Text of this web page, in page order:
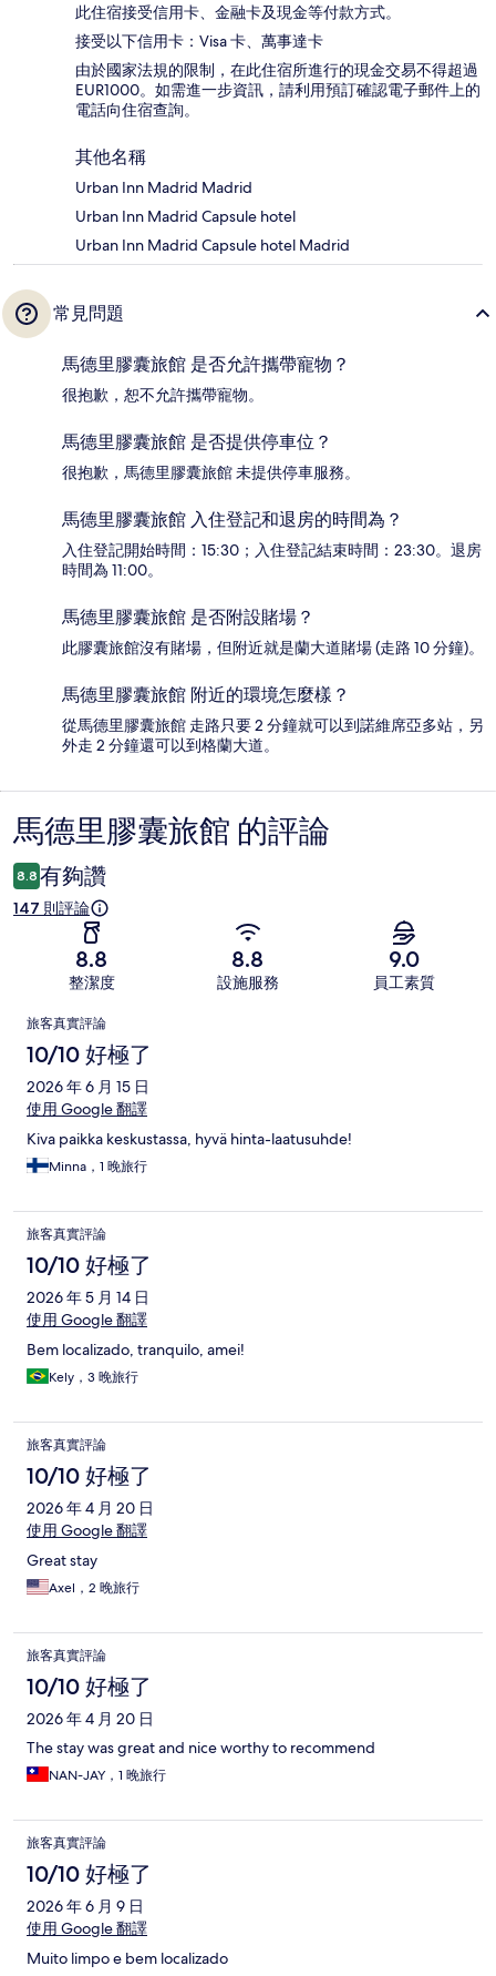
此住宿接受信用卡、金融卡及現金等付款方式。
接受以下信用卡：Visa 卡、萬事達卡
由於國家法規的限制，在此住宿所進行的現金交易不得超過
EUR1000。如需進一步資訊，請利用預訂確認電子郵件上的
電話向住宿查詢。
其他名稱
Urban Inn Madrid Madrid
Urban Inn Madrid Capsule hotel
Urban Inn Madrid Capsule hotel Madrid
常見問題
馬德里膠囊旅館 是否允許攜帶寵物？
很抱歉，恕不允許攜帶寵物。
馬德里膠囊旅館 是否提供停車位？
很抱歉，馬德里膠囊旅館 未提供停車服務。
馬德里膠囊旅館 入住登記和退房的時間為？
入住登記開始時間：15:30；入住登記結束時間：23:30。退房
時間為 11:00。
馬德里膠囊旅館 是否附設賭場？
此膠囊旅館沒有賭場，但附近就是蘭大道賭場 (走路 10 分鐘)。
馬德里膠囊旅館 附近的環境怎麼樣？
從馬德里膠囊旅館 走路只要 2 分鐘就可以到諾維席亞多站，另
外走 2 分鐘還可以到格蘭大道。
評
論
馬德里膠囊旅館 的評論
8.8 有夠讚
147 則評論
8.8
整潔度
8.8
設施服務
9.0
員工素質
評
論
旅客真實評論
10/10 好極了
2026 年 6 月 15 日
使用 Google 翻譯
Kiva paikka keskustassa, hyvä hinta-laatusuhde!
Minna，1 晚旅行
旅客真實評論
10/10 好極了
2026 年 5 月 14 日
使用 Google 翻譯
Bem localizado, tranquilo, amei!
Kely，3 晚旅行
旅客真實評論
10/10 好極了
2026 年 4 月 20 日
使用 Google 翻譯
Great stay
Axel，2 晚旅行
旅客真實評論
10/10 好極了
2026 年 4 月 20 日
The stay was great and nice worthy to recommend
NAN-JAY，1 晚旅行
旅客真實評論
10/10 好極了
2026 年 6 月 9 日
使用 Google 翻譯
Muito limpo e bem localizado